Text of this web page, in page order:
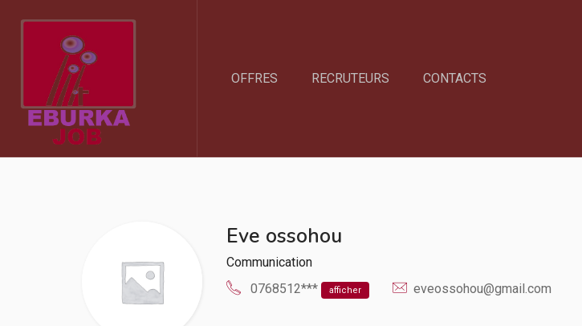
OFFRES RECRUTEURS CONTACTS
Eve ossohou
Communication
0768512***
afficher eveossohou@gmail.com